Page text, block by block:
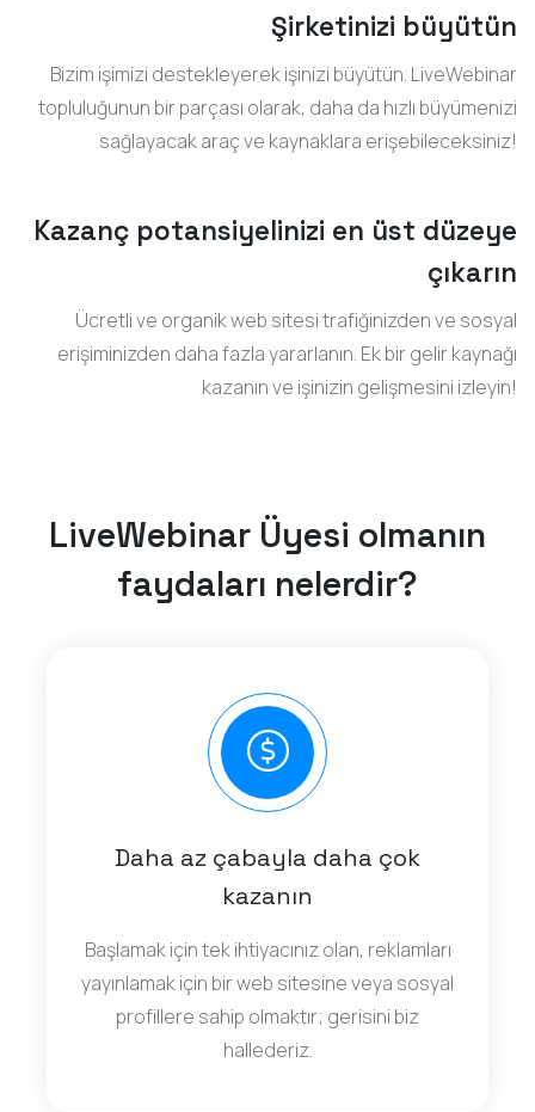
Şirketinizi büyütün
Bizim işimizi destekleyerek işinizi büyütün. LiveWebinar
topluluğunun bir parçası olarak, daha da hızlı büyümenizi
sağlayacak araç ve kaynaklara erişebileceksiniz!
Kazanç potansiyelinizi en üst düzeye
çıkarın
Ücretli ve organik web sitesi trafiğinizden ve sosyal
erişiminizden daha fazla yararlanın. Ek bir gelir kaynağı
kazanın ve işinizin gelişmesini izleyin!
LiveWebinar Üyesi olmanın
faydaları nelerdir?
Daha az çabayla daha çok
kazanın
Başlamak için tek ihtiyacınız olan, reklamları
yayınlamak için bir web sitesine veya sosyal
profillere sahip olmaktır; gerisini biz
hallederiz.